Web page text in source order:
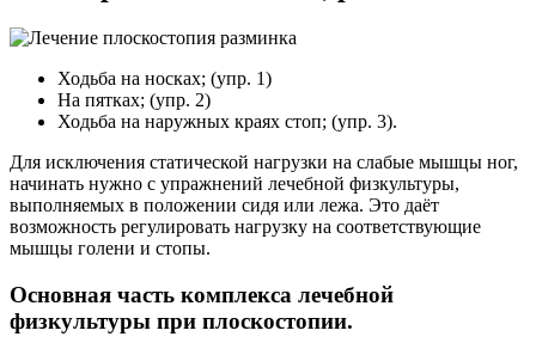
Ходьба на носках; (упр. 1)
На пятках; (упр. 2)
Ходьба на наружных краях стоп; (упр. 3).
Для исключения статической нагрузки на слабые мышцы ног,
начинать нужно с упражнений лечебной физкультуры,
выполняемых в положении сидя или лежа. Это даёт
возможность регулировать нагрузку на соответствующие
мышцы голени и стопы.
Основная часть комплекса лечебной
физкультуры при плоскостопии.